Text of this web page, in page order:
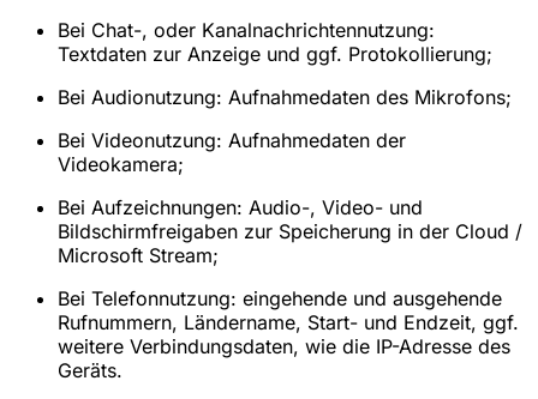
Bei Chat-, oder Kanalnachrichtennutzung:
Textdaten zur Anzeige und ggf. Protokollierung;
Bei Audionutzung: Aufnahmedaten des Mikrofons;
Bei Videonutzung: Aufnahmedaten der
Videokamera;
Bei Aufzeichnungen: Audio-, Video- und
Bildschirmfreigaben zur Speicherung in der Cloud /
Microsoft Stream;
Bei Telefonnutzung: eingehende und ausgehende
Rufnummern, Ländername, Start- und Endzeit, ggf.
weitere Verbindungsdaten, wie die IP-Adresse des
Geräts.